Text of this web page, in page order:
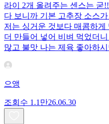
라이 2개 올려주는 센스는 굳
다 보니까 기본 고추장 소스
저는 싱거운 것보다 매콤하
더 만들어 넣어 비벼 먹었더
많고 불맛 나는 제육 좋아하
으앵
조회수 1.1만26.06.30